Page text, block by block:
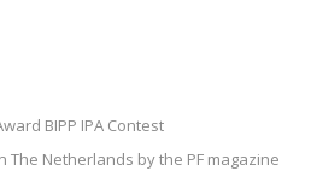
BIPP IPA Contest
Netherlands by the PF magazine